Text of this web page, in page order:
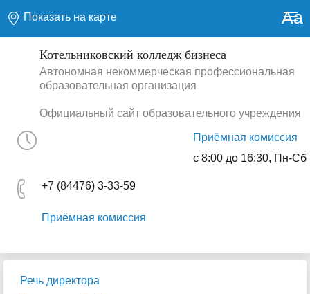
Показать на карте Aa
Котельниковский колледж бизнеса
Автономная некоммерческая профессиональная
образовательная организация
Официальный сайт образовательного учреждения
Приёмная комиссия
с 8:00 до 16:30, Пн-Сб
+7 (84476) 3-33-59
Приёмная комиссия
Речь директора